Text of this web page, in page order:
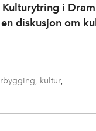
i
diskusjon om
, kultur,